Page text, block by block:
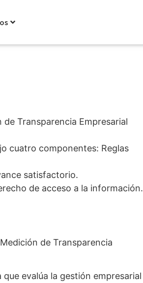
Transparencia Empresarial
cuatro componentes: Reglas
satisfactorio.
de acceso a la información.
de Transparencia
evalúa la gestión empresarial